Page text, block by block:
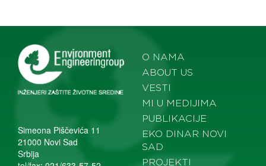
Simeona Piščevića 11
21000 Novi Sad
Srbija
O NAMA
ABOUT US
VESTI
MI U MEDIJIMA
PUBLIKACIJE
EKO DINAR NOVI
SAD
PROJEKTI